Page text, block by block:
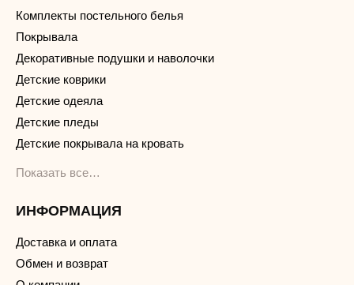
Комплекты постельного белья
Покрывала
Декоративные подушки и наволочки
Детские коврики
Детские одеяла
Детские пледы
Детские покрывала на кровать
Показать все…
ИНФОРМАЦИЯ
Доставка и оплата
Обмен и возврат